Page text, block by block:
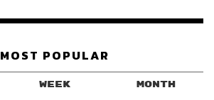
MOST POPULAR
WEEK MONTH